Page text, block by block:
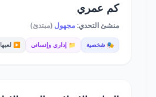
كم عمري
منشئ التحدي:مجهول (مبتدئ)
🎭 شخصية 📁 إداري وإنساني ▶️ لعبها 17